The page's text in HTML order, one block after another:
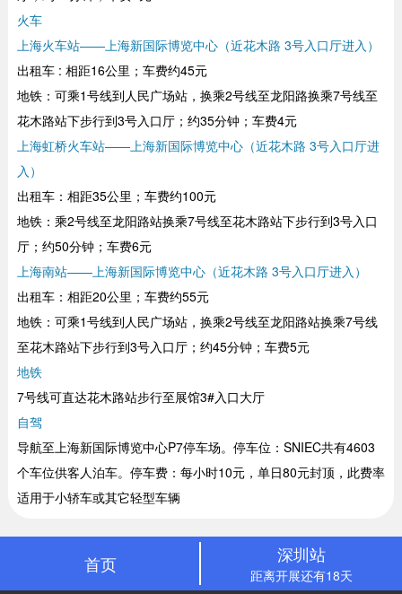
火车
上海火车站——上海新国际博览中心（近花木路 3号入口厅进入）
出租车 : 相距16公里；车费约45元
地铁：可乘1号线到人民广场站，换乘2号线至龙阳路换乘7号线至
花木路站下步行到3号入口厅；约35分钟；车费4元
上海虹桥火车站——上海新国际博览中心（近花木路 3号入口厅进
入）
出租车：相距35公里；车费约100元
地铁：乘2号线至龙阳路站换乘7号线至花木路站下步行到3号入口
厅；约50分钟；车费6元
上海南站——上海新国际博览中心（近花木路 3号入口厅进入）
出租车：相距20公里；车费约55元
地铁：可乘1号线到人民广场站，换乘2号线至龙阳路站换乘7号线
至花木路站下步行到3号入口厅；约45分钟；车费5元
地铁
7号线可直达花木路站步行至展馆3#入口大厅
自驾
导航至上海新国际博览中心P7停车场。停车位：SNIEC共有4603
个车位供客人泊车。停车费：每小时10元，单日80元封顶，此费率
适用于小轿车或其它轻型车辆
首页 深圳站
距离开展还有18天